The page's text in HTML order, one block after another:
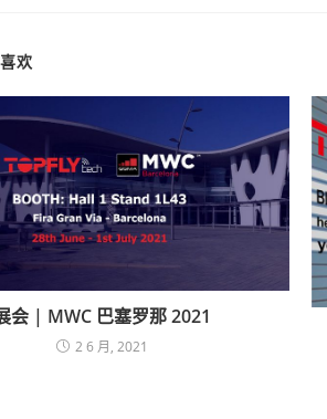
欢
会 | MWC 巴塞罗那 2021
2 6 月, 2021